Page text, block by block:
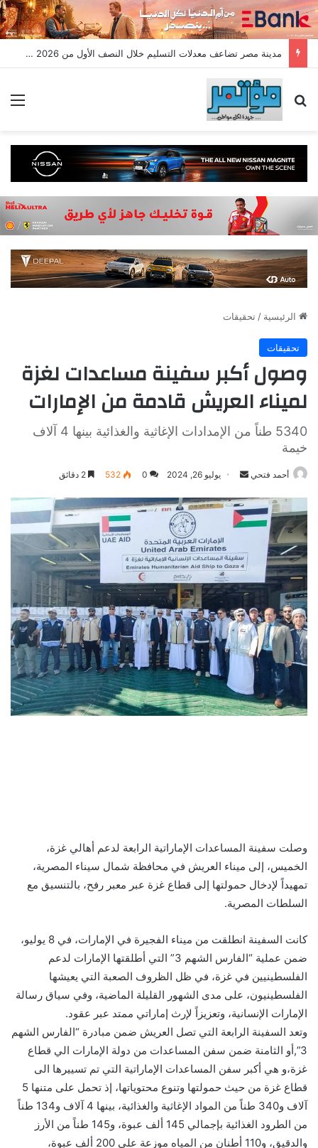
مدينة مصر تضاعف معدلات التسليم خلال النصف الأول من 2026 وتسجل مبيعات جديدة بقيمة 28.4 مليار جنيه
بحث عن
الرئيسية / تحقيقات
تحقيقات
وصول أكبر سفينة مساعدات لغزة
لميناء العريش قادمة من الإمارات
5340 طناً من الإمدادات الإغاثية والغذائية بينها 4 آلاف
خيمة
أحمد فتحي
أرسل
إلكترونيا
يوليو 26, 2024 0
532
وصلت سفينة المساعدات الإماراتية الرابعة لدعم أهالي غزة،
الخميس، إلى ميناء العريش في محافظة شمال سيناء المصرية،
تمهيداً لإدخال حمولتها إلى قطاع غزة عبر معبر رفح، بالتنسيق مع
السلطات المصرية.
كانت السفينة انطلقت من ميناء الفجيرة في الإمارات، في 8 يوليو،
ضمن عملية “الفارس الشهم 3” التي أطلقتها الإمارات لدعم
الفلسطينيين في غزة، في ظل الظروف الصعبة التي يعيشها
الفلسطينيون، على مدى الشهور القليلة الماضية، وفي سياق رسالة
الإمارات الإنسانية، وتعزيزاً لإرث إماراتي ممتد عبر عقود.
وتعد السفينة الرابعة التي تصل العريش ضمن مبادرة “الفارس الشهم
3”,أو الثامنة ضمن سفن المساعدات من دولة الإمارات الي قطاع
غزة،و هي أكبر سفن المساعدات الإماراتية التي تم تسييرها الى
قطاع غزة من حيث حمولتها وتنوع محتوياتها، إذ تحمل على متنها 5
آلاف و340 طناً من المواد الإغاثية والغذائية، بينها 4 آلاف و134 طناً
من الطرود الغذائية بإجمالي 145 ألف عبوة، و145 طناً من الأرز
والدقيق، و110 أطنان من المياه موزعة على 200 ألف عبوة،